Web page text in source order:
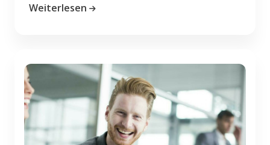
Weiterlesen